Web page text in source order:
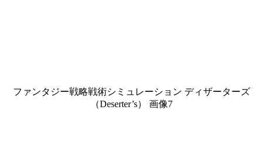
ファンタジー戦略戦術シミュレーション ディザーターズ
（Deserter’s） 画像7